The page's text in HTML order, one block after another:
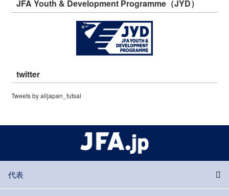
JFA Youth & Development Programme（JYD）
twitter
Tweets by alljapan_futsal
代表